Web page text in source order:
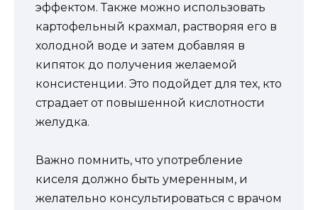
эффектом. Также можно использовать
картофельный крахмал, растворяя его в
холодной воде и затем добавляя в
кипяток до получения желаемой
консистенции. Это подойдет для тех, кто
страдает от повышенной кислотности
желудка.
Важно помнить, что употребление
киселя должно быть умеренным, и
желательно консультироваться с врачом